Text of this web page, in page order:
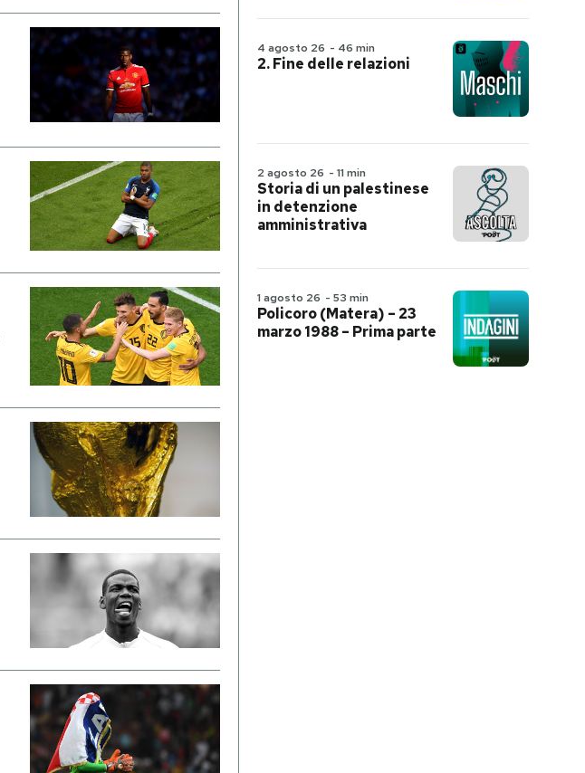
4 agosto 26 - 46 min
2. Fine delle relazioni
2 agosto 26 - 11 min
Storia di un palestinese
in detenzione
amministrativa
1 agosto 26 - 53 min
Policoro (Matera) – 23
marzo 1988 – Prima parte